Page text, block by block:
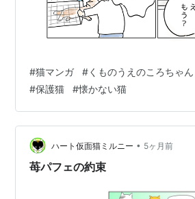
#猫マンガ #くものうえのころちゃん
#保護猫 #懐かない猫
ハート仮面猫ミルニー • 5ヶ月前
苺パフェの約束